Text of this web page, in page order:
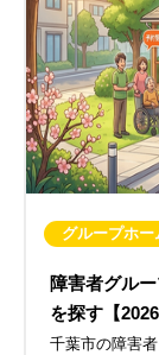
グループホ
障害者グル
を探す【2026
千葉市の障害